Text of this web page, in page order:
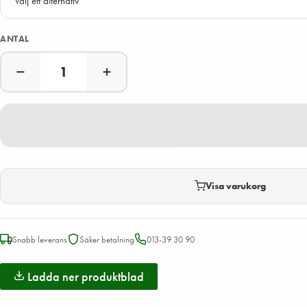
ANTAL
Visa varukorg
Snabb leverans Säker betalning 013-39 30 90
Ladda ner produktblad